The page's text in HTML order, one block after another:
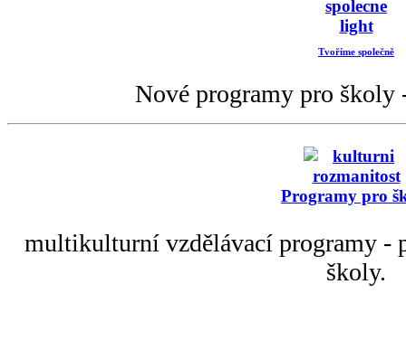
Tvoříme společně
Nové programy pro
Programy pro
multikulturní vzdělávací programy -
školy.